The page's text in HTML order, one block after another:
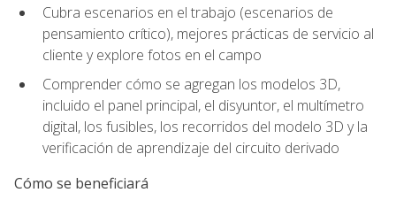
Cubra escenarios en el trabajo (escenarios de
pensamiento crítico), mejores prácticas de servicio al
cliente y explore fotos en el campo
Comprender cómo se agregan los modelos 3D,
incluido el panel principal, el disyuntor, el multímetro
digital, los fusibles, los recorridos del modelo 3D y la
verificación de aprendizaje del circuito derivado
Cómo se beneficiará